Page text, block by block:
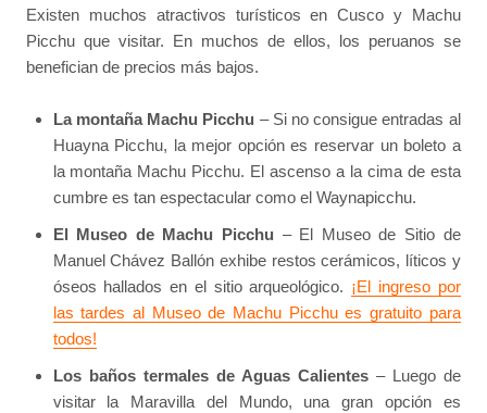
Existen muchos atractivos turísticos en Cusco y Machu
Picchu que visitar. En muchos de ellos, los peruanos se
benefician de precios más bajos.
La montaña Machu Picchu – Si no consigue entradas al
Huayna Picchu, la mejor opción es reservar un boleto a
la montaña Machu Picchu. El ascenso a la cima de esta
cumbre es tan espectacular como el Waynapicchu.
El Museo de Machu Picchu – El Museo de Sitio de
Manuel Chávez Ballón exhibe restos cerámicos, líticos y
óseos hallados en el sitio arqueológico. ¡El ingreso por
las tardes al Museo de Machu Picchu es gratuito para
todos!
Los baños termales de Aguas Calientes– Luego de
visitar la Maravilla del Mundo, una gran opción es